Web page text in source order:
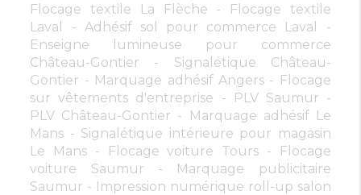
Flocage textile La Flèche
Flocage textile
Laval
Adhésif sol pour commerce Laval
Enseigne lumineuse pour commerce
Château-Gontier
Signalétique Château-
Gontier
Marquage adhésif Angers
Flocage
sur vêtements d'entreprise
PLV Saumur
PLV Château-Gontier
Marquage adhésif Le
Mans
Signalétique intérieure pour magasin
Le Mans
Flocage voiture Tours
Flocage
voiture Saumur
Marquage publicitaire
Saumur
Impression numérique roll-up salon